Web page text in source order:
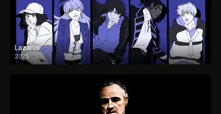
Lazarus
2025